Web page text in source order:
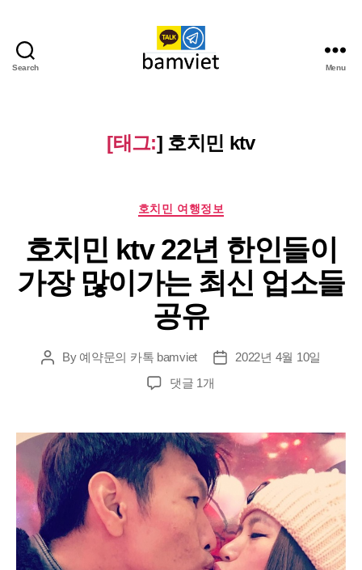
Search
라
오
황
투
어
Menu
[태그:] 호치민 ktv
Categories
호치민 여행정보
호치민 ktv 22년 한인들이
가장 많이가는 최신 업소들
공유
PostBy 예약문의 카톡 bamviet
Post2022년 4월 10일
호
ktv
22
인
들
가
댓글 1개